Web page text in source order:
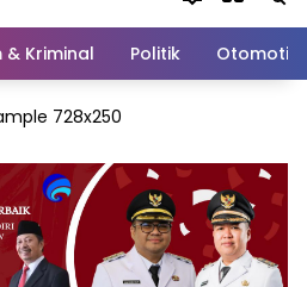
& Kriminal Politik Otomotif